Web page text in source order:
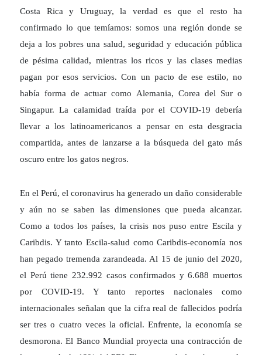
Costa Rica y Uruguay, la verdad es que el resto ha
confirmado lo que temíamos: somos una región donde se
deja a los pobres una salud, seguridad y educación pública
de pésima calidad, mientras los ricos y las clases medias
pagan por esos servicios. Con un pacto de ese estilo, no
había forma de actuar como Alemania, Corea del Sur o
Singapur. La calamidad traída por el COVID-19 debería
llevar a los latinoamericanos a pensar en esta desgracia
compartida, antes de lanzarse a la búsqueda del gato más
oscuro entre los gatos negros.
En el Perú, el coronavirus ha generado un daño considerable
y aún no se saben las dimensiones que pueda alcanzar.
Como a todos los países, la crisis nos puso entre Escila y
Caribdis. Y tanto Escila-salud como Caribdis-economía nos
han pegado tremenda zarandeada. Al 15 de junio del 2020,
el Perú tiene 232.992 casos confirmados y 6.688 muertos
por COVID-19. Y tanto reportes nacionales como
internacionales señalan que la cifra real de fallecidos podría
ser tres o cuatro veces la oficial. Enfrente, la economía se
desmorona. El Banco Mundial proyecta una contracción de